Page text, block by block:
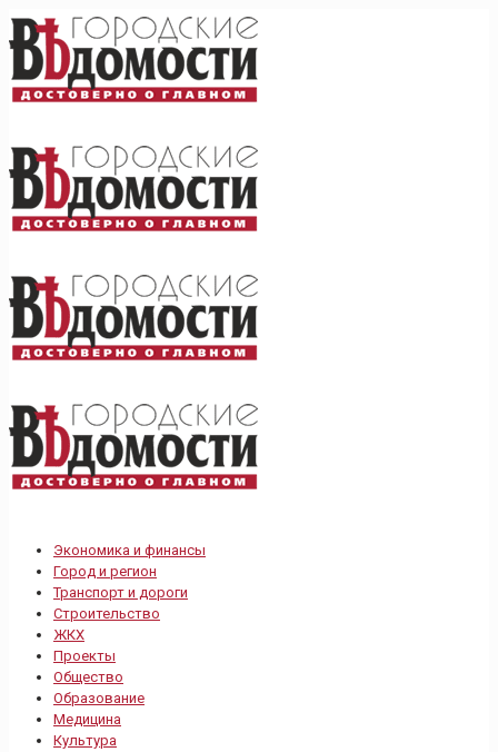
Экономика и финансы
Город и регион
Транспорт и дороги
Строительство
ЖКХ
Проекты
Общество
Образование
Медицина
Культура